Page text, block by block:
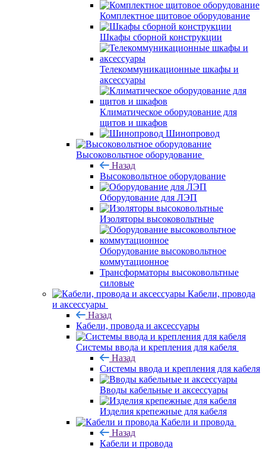
Комплектное щитовое оборудование
Шкафы сборной конструкции
Телекоммуникационные шкафы и
аксессуары
Климатическое оборудование для
щитов и шкафов
Шинопровод
Высоковольтное оборудование
Назад
Высоковольтное оборудование
Оборудование для ЛЭП
Изоляторы высоковольтные
Оборудование высоковольтное
коммутационное
Трансформаторы высоковольтные
силовые
Кабели, провода
и аксессуары
Назад
Кабели, провода и аксессуары
Системы ввода и крепления для кабеля
Назад
Системы ввода и крепления для кабеля
Вводы кабельные и аксессуары
Изделия крепежные для кабеля
Кабели и провода
Назад
Кабели и провода